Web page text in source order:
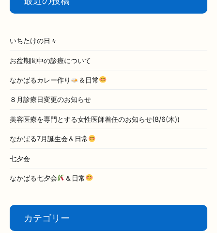
シ
いちたけの日々
お盆期間中の診療について
なかばるカレー作り ＆日常
８月診療日変更のお知らせ
美容医療を専門とする女性医師着任のお知らせ(8/6(木))
なかばる7月誕生会＆日常
七夕会
なかばる七夕会 ＆日常
カテゴリー